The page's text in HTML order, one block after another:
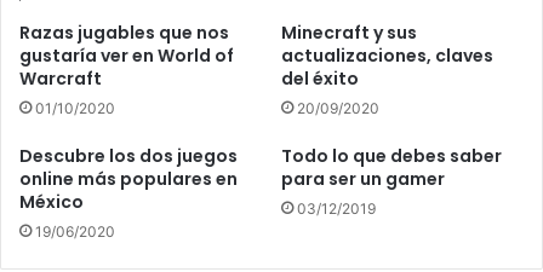
Razas jugables que nos
gustaría ver en World of
Warcraft
01/10/2020
Minecraft y sus
actualizaciones, claves
del éxito
20/09/2020
Descubre los dos juegos
online más populares en
México
19/06/2020
Todo lo que debes saber
para ser un gamer
03/12/2019